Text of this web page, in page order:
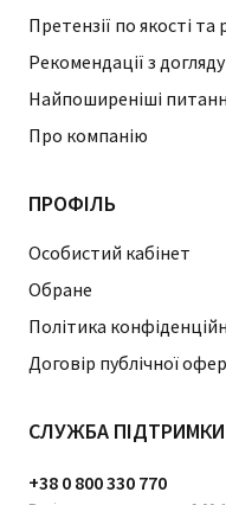
Претензії по якості та
Рекомендації з
Найпоширеніші
Про компанію
ПРОФІЛЬ
Особистий кабінет
Обране
Політика
Договір публічної
СЛУЖБА ПІДТРИМКИ
+38 0 800 330 770